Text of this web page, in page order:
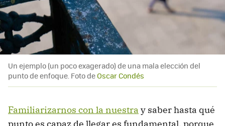
Un ejemplo (un poco exagerado) de una mala elección del
punto de enfoque. Foto deOscar Condés
Familiarizarnos con la nuestra y saber hasta qué